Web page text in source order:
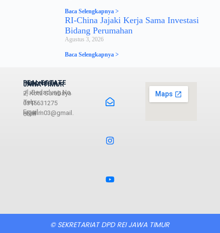
Baca Selengkapnya >
RI-China Jajaki Kerja Sama Investasi
Bidang Perumahan
Agustus 3, 2026
Baca Selengkapnya >
REAL ESTATE INDONESIA JAWA TIMUR
Jl. Bedadung No. 2, Kota Surabaya
Telp : 0315631275
Email : reijatim03@gmail.com
© SEKRETARIAT DPD REI JAWA TIMUR